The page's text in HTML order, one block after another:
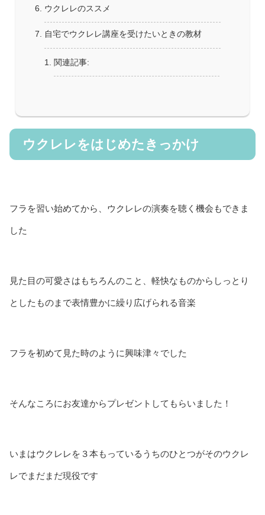
ウクレレのススメ
自宅でウクレレ講座を受けたいときの教材
関連記事:
ウクレレをはじめたきっかけ
フラを習い始めてから、ウクレレの演奏を聴く機会もできま
した
見た目の可愛さはもちろんのこと、軽快なものからしっとり
としたものまで表情豊かに繰り広げられる音楽
フラを初めて見た時のように興味津々でした
そんなころにお友達からプレゼントしてもらいました！
いまはウクレレを３本もっているうちのひとつがそのウクレ
レでまだまだ現役です